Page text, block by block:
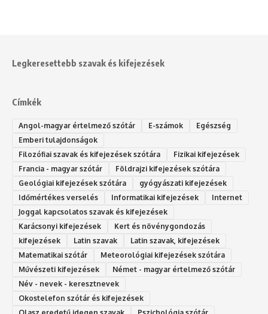
Legkeresettebb szavak és kifejezések
Címkék
Angol-magyar értelmező szótár E-számok
Egészség
Emberi tulajdonságok
Filozófiai szavak és kifejezések szótára
Fizikai kifejezések
Francia - magyar szótár
Földrajzi kifejezések szótára
Geológiai kifejezések szótára
gyógyászati kifejezések
Időmértékes verselés
Informatikai kifejezések
Internet
Joggal kapcsolatos szavak és kifejezések
Karácsonyi kifejezések
Kert és növénygondozás
kifejezések
Latin szavak
Latin szavak, kifejezések
Matematikai szótár
Meteorológiai kifejezések szótára
Művészeti kifejezések
Német - magyar értelmező szótár
Név - nevek - keresztnevek
Okostelefon szótár és kifejezések